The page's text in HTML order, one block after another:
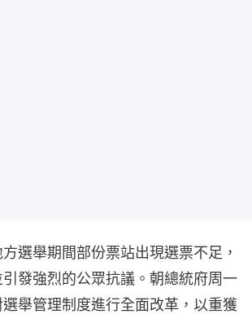
選舉期間部份票站出現選票不足，
發強烈的公眾抗議。朝總統府周一
舉管理制度進行全面改革，以重獲